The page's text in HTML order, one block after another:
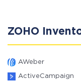
ZOHO
AWeber
ActiveCampaign